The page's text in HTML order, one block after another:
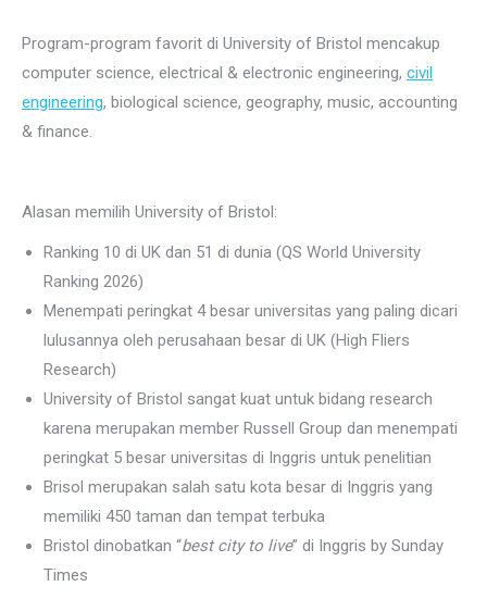
Program-program favorit di University of Bristol mencakup
computer science, electrical & electronic engineering, civil
engineering, biological science, geography, music, accounting
& finance.
Alasan memilih University of Bristol:
Ranking 10 di UK dan 51 di dunia (QS World University
Ranking 2026)
Menempati peringkat 4 besar universitas yang paling dicari
lulusannya oleh perusahaan besar di UK (High Fliers
Research)
University of Bristol sangat kuat untuk bidang research
karena merupakan member Russell Group dan menempati
peringkat 5 besar universitas di Inggris untuk penelitian
Brisol merupakan salah satu kota besar di Inggris yang
memiliki 450 taman dan tempat terbuka
Bristol dinobatkan “best city to live” di Inggris by Sunday
Times